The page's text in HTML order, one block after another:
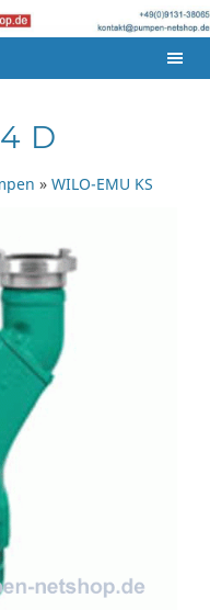
D
» WILO-EMU KS